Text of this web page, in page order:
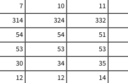
7 10 11
314 324 332
54 54 51
53 53 53
30 34 35
12 12 14